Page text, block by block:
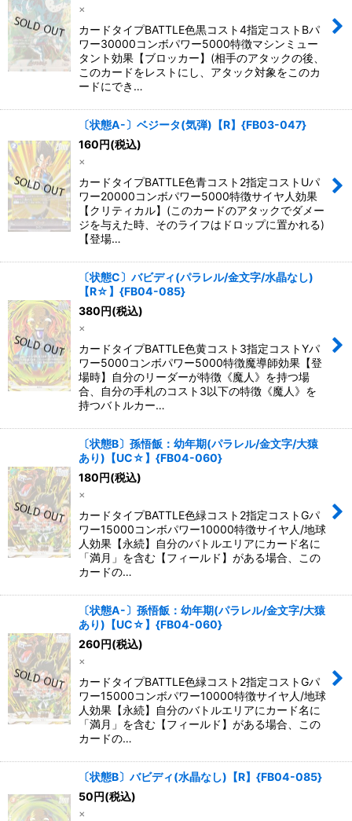
×
カードタイプBATTLE色黒コスト4指定コストBパ
ワー30000コンボパワー5000特徴マシンミュー
タント効果【ブロッカー】(相手のアタックの後、
このカードをレストにし、アタック対象をこのカ
ードにでき…
〔状態A-〕ベジータ(気弾)【R】{FB03-047}
160 円(税込)
×
カードタイプBATTLE色青コスト2指定コストUパ
ワー20000コンボパワー5000特徴サイヤ人効果
【クリティカル】(このカードのアタックでダメー
ジを与えた時、そのライフはドロップに置かれる)
【登場…
〔状態C〕バビディ(パラレル/金文字/水晶なし)
【R☆】{FB04-085}
380 円(税込)
×
カードタイプBATTLE色黄コスト3指定コストYパ
ワー5000コンボパワー5000特徴魔導師効果【登
場時】自分のリーダーが特徴《魔人》を持つ場
合、自分の手札のコスト3以下の特徴《魔人》を
持つバトルカー…
〔状態B〕孫悟飯：幼年期(パラレル/金文字/大猿
あり)【UC☆】{FB04-060}
180 円(税込)
×
カードタイプBATTLE色緑コスト2指定コストGパ
ワー15000コンボパワー10000特徴サイヤ人/地球
人効果【永続】自分のバトルエリアにカード名に
「満月」を含む【フィールド】がある場合、この
カードの…
〔状態A-〕孫悟飯：幼年期(パラレル/金文字/大猿
あり)【UC☆】{FB04-060}
260 円(税込)
×
カードタイプBATTLE色緑コスト2指定コストGパ
ワー15000コンボパワー10000特徴サイヤ人/地球
人効果【永続】自分のバトルエリアにカード名に
「満月」を含む【フィールド】がある場合、この
カードの…
〔状態B〕バビディ(水晶なし)【R】{FB04-085}
50 円(税込)
×